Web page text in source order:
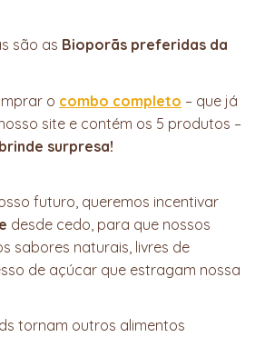
são as Bioporãs preferidas da
o combo completo – que já
site e contém os 5 produtos –
brinde surpresa!
futuro, queremos incentivar
desde cedo, para que nossos
sabores naturais, livres de
de açúcar que estragam nossa
tornam outros alimentos